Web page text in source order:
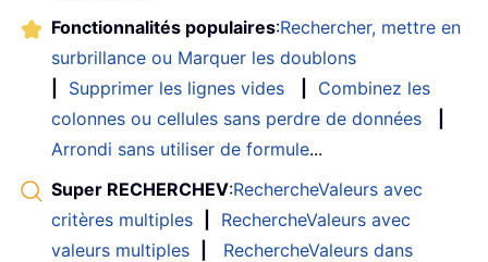
Fonctionnalités populaires:Rechercher, mettre en
surbrillance ou Marquer les doublons
Supprimer les lignes vides
Combinez les
colonnes ou cellules sans perdre de données
Arrondi sans utiliser de formule...
Super RECHERCHEV:RechercheValeurs avec
critères multiples
RechercheValeurs avec
valeurs multiples
RechercheValeurs dans